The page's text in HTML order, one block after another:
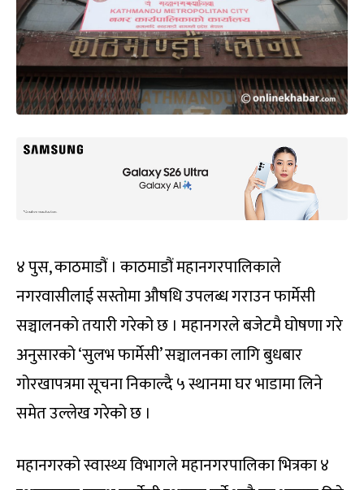
४ पुस, काठमाडौं । काठमाडौं महानगरपालिकाले
नगरवासीलाई सस्तोमा औषधि उपलब्ध गराउन फार्मेसी
सञ्चालनको तयारी गरेको छ । महानगरले बजेटमै घोषणा गरे
अनुसारको ‘सुलभ फार्मेसी’ सञ्चालनका लागि बुधबार
गोरखापत्रमा सूचना निकाल्दै ५ स्थानमा घर भाडामा लिने
समेत उल्लेख गरेको छ ।
महानगरको स्वास्थ्य विभागले महानगरपालिका भित्रका ४